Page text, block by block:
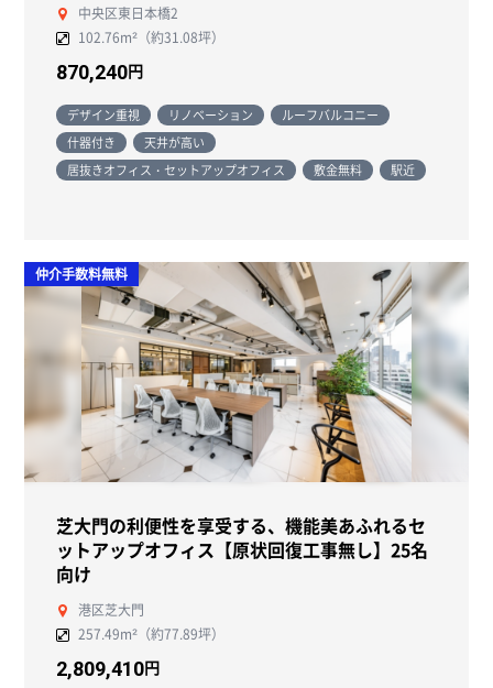
中央区東日本橋2
102.76m²（約31.08坪）
870,240円
デザイン重視 リノベーション
ルーフバルコニー
什器付き
天井が高い
居抜きオフィス・セットアップオフィス
敷金無料 駅近
仲介手数料無料
芝大門の利便性を享受する、機能美あふれるセ
ットアップオフィス【原状回復工事無し】25名
向け
港区芝大門
257.49m²（約77.89坪）
2,809,410円